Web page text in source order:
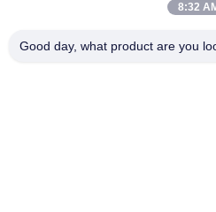
VOE14541591 Główny zawór
8:32
Good day, what product are you